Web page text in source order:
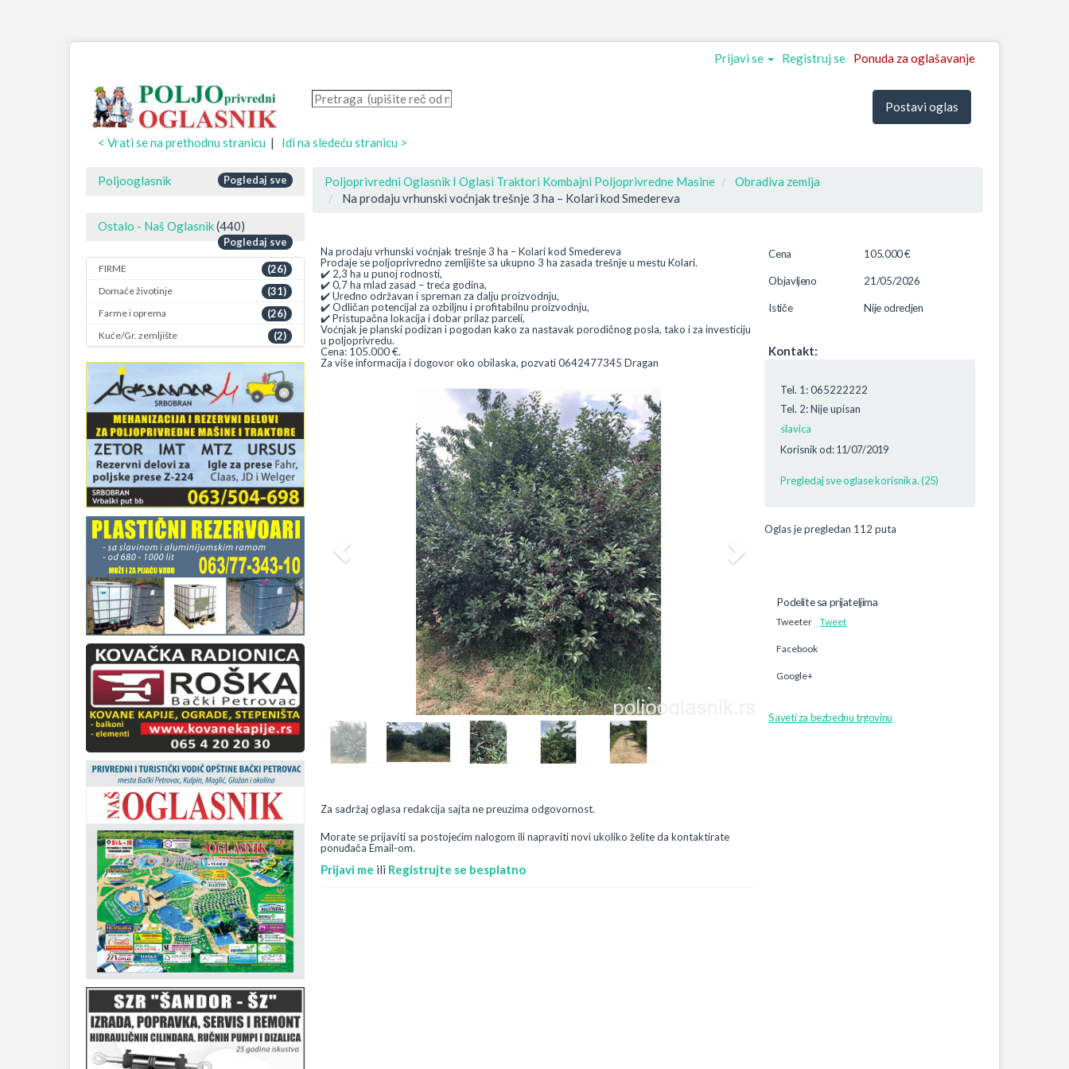
Ponuda za oglašavanje
Registruj se
Prijavi se
Postavi oglas
< Vrati se na prethodnu stranicu | Idi na sledeću stranicu >
Poljooglasnik Pogledaj sve
Ostalo - Naš Oglasnik(440)
Pogledaj sve
FIRME (26)
Domaće životinje (31)
Farme i oprema (26)
Kuće/Gr. zemljište (2)
Poljoprivredni Oglasnik I Oglasi Traktori Kombajni Poljoprivredne Masine
Obradiva zemlja
Na prodaju vrhunski voćnjak trešnje 3 ha – Kolari kod Smedereva
Na prodaju vrhunski voćnjak trešnje 3 ha – Kolari kod Smedereva
Prodaje se poljoprivredno zemljište sa ukupno 3 ha zasada trešnje u mestu Kolari.
✔️ 2,3 ha u punoj rodnosti,
✔️ 0,7 ha mlad zasad – treća godina,
✔️ Uredno održavan i spreman za dalju proizvodnju,
✔️ Odličan potencijal za ozbiljnu i profitabilnu proizvodnju,
✔️ Pristupačna lokacija i dobar prilaz parceli,
Voćnjak je planski podizan i pogodan kako za nastavak porodičnog posla, tako i za investiciju
u poljoprivredu.
Cena: 105.000 €.
Za više informacija i dogovor oko obilaska, pozvati 0642477345 Dragan
Za sadržaj oglasa redakcija sajta ne preuzima odgovornost.
Morate se prijaviti sa postojećim nalogom ili napraviti novi ukoliko želite da kontaktirate
ponuđača Email-om.
Prijavi me ili Registrujte se besplatno
Cena 105.000 €
Objavljeno 21/05/2026
Ističe Nije odredjen
Kontakt:
Tel. 1: 065222222
Tel. 2: Nije upisan
slavica
Korisnik od: 11/07/2019
Pregledaj sve oglase korisnika. (25)
Oglas je pregledan 112 puta
Podelite sa prijateljima
TweeterTweet
Facebook
Google+
Saveti za bezbednu trgovinu